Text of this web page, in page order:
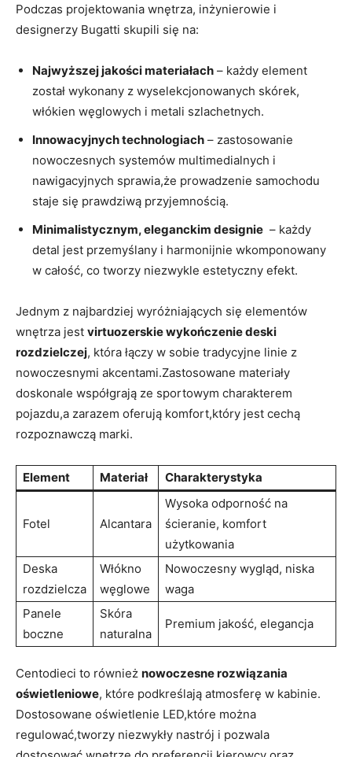
Podczas projektowania wnętrza, inżynierowie i
designerzy Bugatti skupili się na:
Najwyższej jakości materiałach – każdy element​
został‌ wykonany ‌z wyselekcjonowanych skórek,
włókien węglowych i metali szlachetnych.
Innowacyjnych technologiach – zastosowanie
nowoczesnych systemów multimedialnych i
⁢nawigacyjnych sprawia,że prowadzenie ‍samochodu
staje się prawdziwą przyjemnością.
Minimalistycznym, eleganckim designie ⁢ – każdy
detal jest przemyślany ⁣i harmonijnie wkomponowany
w całość, co tworzy niezwykle estetyczny efekt.
Jednym z najbardziej wyróżniających się elementów
wnętrza jest virtuozerskie wykończenie deski
rozdzielczej, która łączy ⁤w⁢ sobie tradycyjne linie z
nowoczesnymi akcentami.Zastosowane materiały
doskonale współgrają ze sportowym charakterem
pojazdu,a⁢ zarazem ⁤oferują komfort,który jest cechą
rozpoznawczą⁤ marki.‌
Element Materiał Charakterystyka
Fotel Alcantara
Wysoka odporność ​na
ścieranie, komfort
‍użytkowania
Deska
rozdzielcza
Włókno
węglowe
Nowoczesny wygląd, niska
waga
Panele
boczne
Skóra
naturalna
Premium jakość, elegancja
Centodieci to również nowoczesne rozwiązania
oświetleniowe, które ‍podkreślają⁤ atmosferę w kabinie.
Dostosowane oświetlenie LED,które można
regulować,tworzy niezwykły nastrój i pozwala